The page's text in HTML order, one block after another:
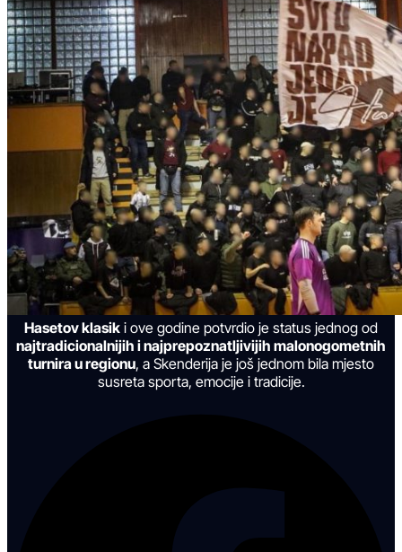
Hasetov klasik i ove godine potvrdio je status jednog od
najtradicionalnijih i najprepoznatljivijih malonogometnih
turnira u regionu, a Skenderija je još jednom bila mjesto
susreta sporta, emocije i tradicije.